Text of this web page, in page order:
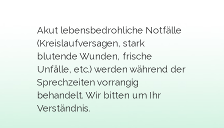
Akut lebensbedrohliche Notfälle
(Kreislaufversagen, stark
blutende Wunden, frische
Unfälle, etc.) werden während der
Sprechzeiten vorrangig
behandelt. Wir bitten um Ihr
Verständnis.